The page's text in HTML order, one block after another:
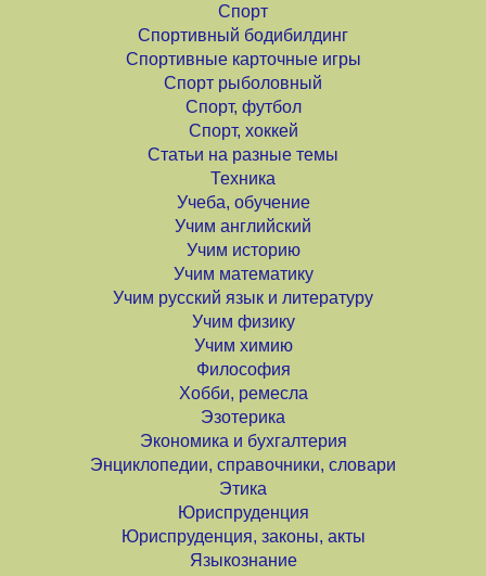
Спорт
Спортивный бодибилдинг
Спортивные карточные игры
Спорт рыболовный
Спорт, футбол
Спорт, хоккей
Статьи на разные темы
Техника
Учеба, обучение
Учим английский
Учим историю
Учим математику
Учим русский язык и литературу
Учим физику
Учим химию
Философия
Хобби, ремесла
Эзотерика
Экономика и бухгалтерия
Энциклопедии, справочники, словари
Этика
Юриспруденция
Юриспруденция, законы, акты
Языкознание